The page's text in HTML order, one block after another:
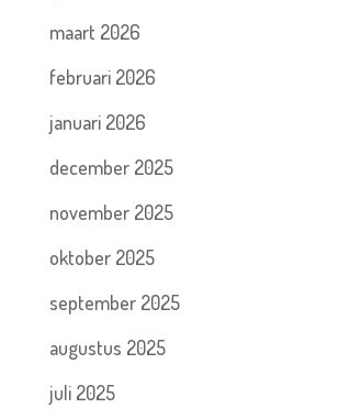
maart 2026
februari 2026
januari 2026
december 2025
november 2025
oktober 2025
september 2025
augustus 2025
juli 2025